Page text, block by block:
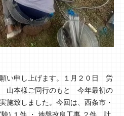
い申し上げます。１月２０日 労
山本様ご同行のもと 今年最初の
施致しました。今回は、西条市・